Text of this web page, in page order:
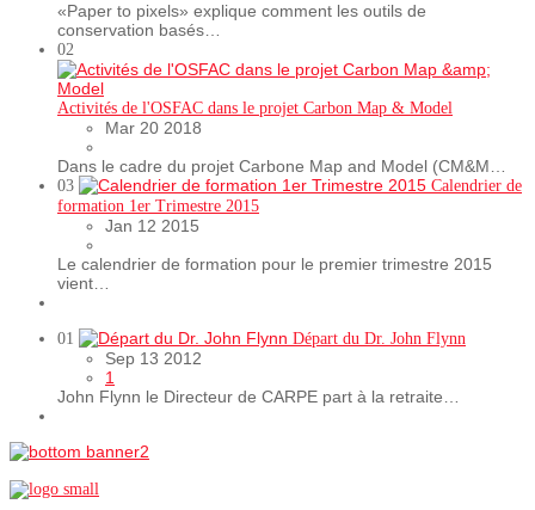
«Paper to pixels» explique comment les outils de
conservation basés…
02
Activités de l'OSFAC dans le projet Carbon Map & Model
Mar 20 2018
Dans le cadre du projet Carbone Map and Model (CM&M…
03
Calendrier de
formation 1er Trimestre 2015
Jan 12 2015
Le calendrier de formation pour le premier trimestre 2015
vient…
01 Départ du Dr. John Flynn
Sep 13 2012
1
John Flynn le Directeur de CARPE part à la retraite…